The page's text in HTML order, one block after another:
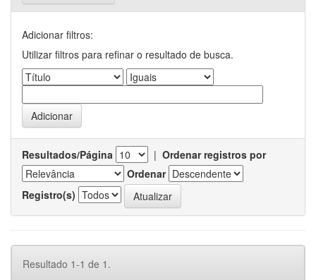
Adicionar filtros:
Utilizar filtros para refinar o resultado de busca.
Resultados/Página | Ordenar registros por
Ordenar
Registro(s)
Resultado 1-1 de 1.